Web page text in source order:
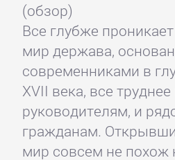
(обзор)
Все глубже
мир держава,
современниками в
XVII века, все
руководителям, и
гражданам.
мир совсем не похож